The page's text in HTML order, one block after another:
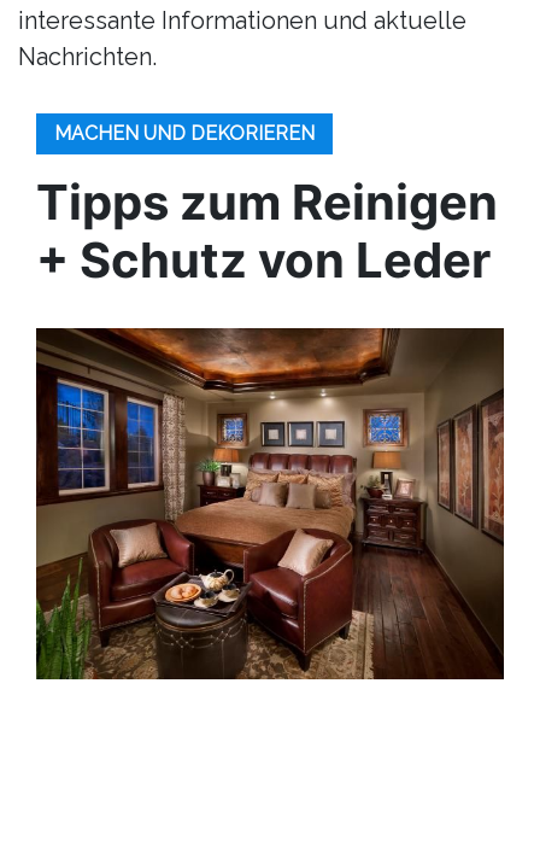
interessante Informationen und aktuelle
Nachrichten.
MACHEN UND DEKORIEREN
Tipps zum Reinigen
+ Schutz von Leder